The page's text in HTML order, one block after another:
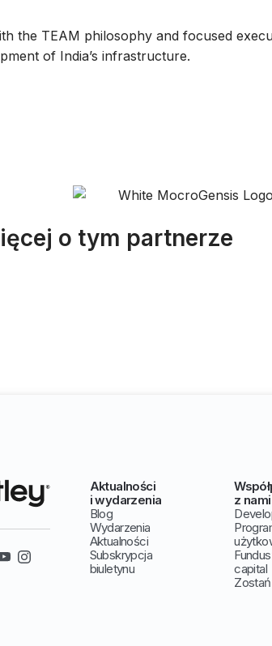
the TEAM philosophy and focused
of India’s infrastructure.
o tym partnerze
Aktualności
i wydarzenia
Blog
Wydarzenia
Aktualności
Subskrypcja
biuletynu
z nami
capital